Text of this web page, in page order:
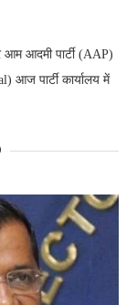
आदमी पार्टी (AAP)
आज पार्टी कार्यालय में